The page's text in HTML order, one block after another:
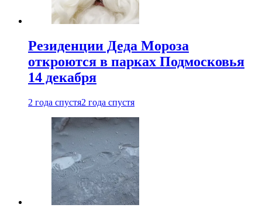
Резиденции Деда Мороза
откроются в парках Подмосковья
14 декабря
2 года спустя2 года спустя